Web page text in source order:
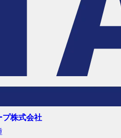
プ株式会社